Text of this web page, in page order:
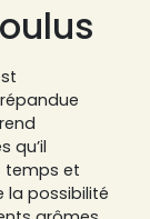
qu’il
temps et
la possibilité